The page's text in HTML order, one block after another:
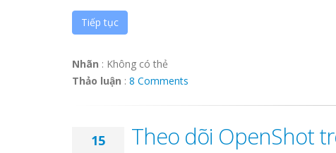
Tiếp tục
Nhãn : Không có thẻ
Thảo luận : 8 Comments
15 Theo dõi OpenShot